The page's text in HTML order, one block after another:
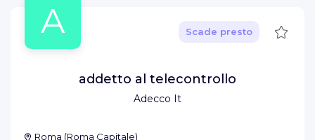
A
Adecco It
Scade presto Salva
addetto al telecontrollo
Roma (Roma Capitale)